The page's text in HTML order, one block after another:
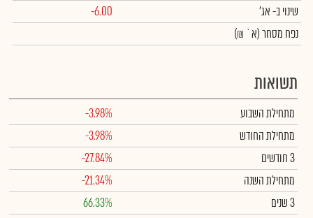
שינויב- אג'
-6.00
נפח מסחר(א` ₪)
תשואות
מתחילת השבוע
-3.98%
מתחילת החודש
-3.98%
3 חודשים
-27.84%
מתחילת השנה
-21.34%
3 שנים
66.33%